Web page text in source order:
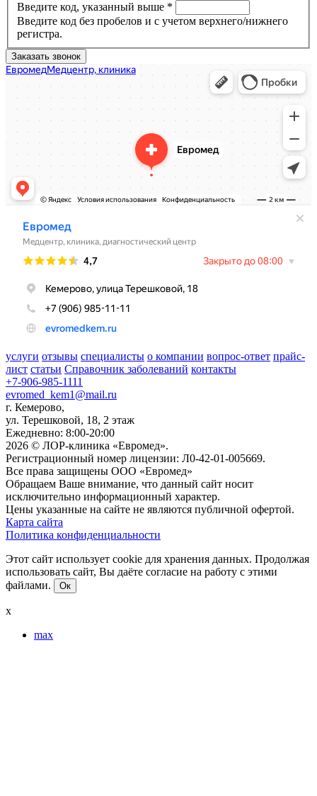
Введите код, указанный выше *
Введите код без пробелов и с учетом верхнего/нижнего
регистра.
услуги отзывы специалисты о компании вопрос-ответ прайс-
лист статьи Справочник заболеваний контакты
+7-906-985-1111
evromed_kem1@mail.ru
г. Кемерово,
ул. Терешковой, 18, 2 этаж
Ежедневно: 8:00-20:00
2026 © ЛОР-клиника «Евромед».
Регистрационный номер лицензии: Л0-42-01-005669.
Все права защищены ООО «Евромед»
Обращаем Ваше внимание, что данный сайт носит
исключительно информационный характер.
Цены указанные на сайте не являются публичной офертой.
Карта сайта
Политика конфиденциальности
Этот сайт использует cookie для хранения данных. Продолжая
использовать сайт, Вы даёте согласие на работу с этими
файлами.
Ок
x
max